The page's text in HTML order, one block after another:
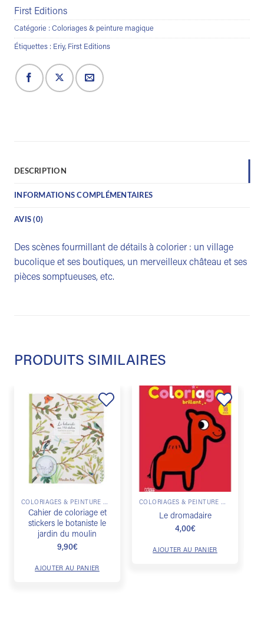
First Editions
Catégorie : Coloriages & peinture magique
Étiquettes : Eriy, First Editions
DESCRIPTION
INFORMATIONS COMPLÉMENTAIRES
AVIS (0)
Des scènes fourmillant de détails à colorier : un village
bucolique et ses boutiques, un merveilleux château et ses
pièces somptueuses, etc.
PRODUITS SIMILAIRES
Ajouter
liste de
souhaits
COLORIAGES & PEINTURE MAGIQUE
Cahier de coloriage et
stickers le botaniste le
jardin du moulin
9,90€
AJOUTER AU PANIER
Ajouter
à la
liste de
souhaits
COLORIAGES & PEINTURE MAGIQUE
Le dromadaire
4,00€
AJOUTER AU PANIER